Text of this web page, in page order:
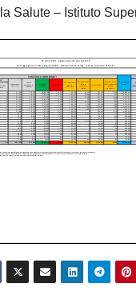
Salute – Istituto